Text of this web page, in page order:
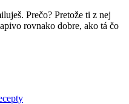
Prečo? Pretože ti z nej
rovnako dobre, ako tá čo